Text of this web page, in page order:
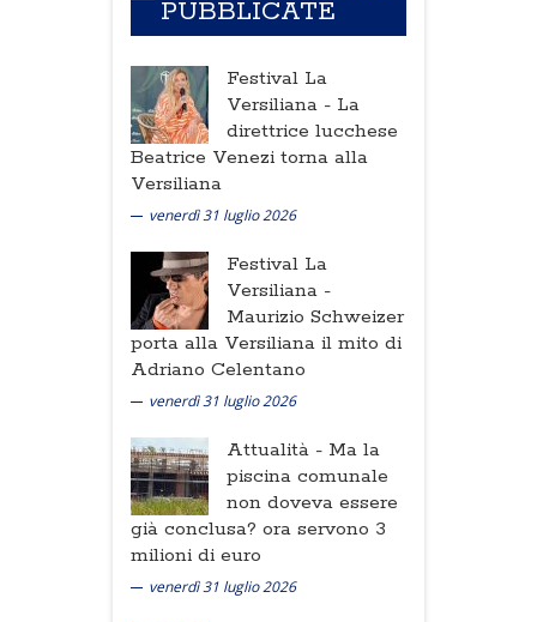
PUBBLICATE
Festival La
Versiliana - La
direttrice lucchese
Beatrice Venezi torna alla
Versiliana
venerdì 31 luglio 2026
Festival La
Versiliana -
Maurizio Schweizer
porta alla Versiliana il mito di
Adriano Celentano
venerdì 31 luglio 2026
Attualità - Ma la
piscina comunale
non doveva essere
già conclusa? ora servono 3
milioni di euro
venerdì 31 luglio 2026